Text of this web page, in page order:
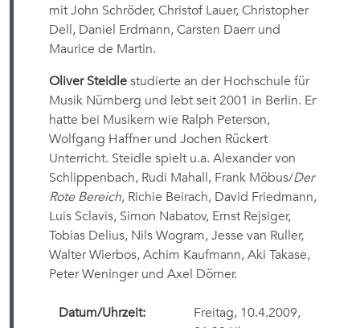
mit John Schröder, Christof Lauer, Christopher
Dell, Daniel Erdmann, Carsten Daerr und
Maurice de Martin.
Oliver Steidle studierte an der Hochschule für
Musik Nürnberg und lebt seit 2001 in Berlin. Er
hatte bei Musikern wie Ralph Peterson,
Wolfgang Haffner und Jochen Rückert
Unterricht. Steidle spielt u.a. Alexander von
Schlippenbach, Rudi Mahall, Frank Möbus/Der
Rote Bereich, Richie Beirach, David Friedmann,
Luis Sclavis, Simon Nabatov, Ernst Rejsiger,
Tobias Delius, Nils Wogram, Jesse van Ruller,
Walter Wierbos, Achim Kaufmann, Aki Takase,
Peter Weninger und Axel Dörner.
Datum/Uhrzeit:
Freitag, 10.4.2009,